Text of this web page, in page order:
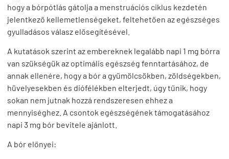
hogy a bórpótlás gátolja a menstruációs ciklus kezdetén
jelentkező kellemetlenségeket, feltehetően az egészséges
gyulladásos válasz elősegítésével.
A kutatások szerint az embereknek legalább napi 1 mg bórra
van szükségük az optimális egészség fenntartásához, de
annak ellenére, hogy a bór a gyümölcsökben, zöldségekben,
hüvelyesekben és diófélékben elterjedt, úgy tűnik, hogy
sokan nem jutnak hozzá rendszeresen ehhez a
mennyiséghez. A csontok egészségének támogatásához
napi 3 mg bór bevitele ajánlott.
A bór előnyei: